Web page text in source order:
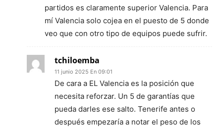
partidos es claramente superior Valencia. Para
mí Valencia solo cojea en el puesto de 5 donde
veo que con otro tipo de equipos puede sufrir.
tchiloemba
11 junio 2025 En 09:01
De cara a EL Valencia es la posición que
necesita reforzar. Un 5 de garantías que
pueda darles ese salto. Tenerife antes o
después empezaría a notar el peso de los